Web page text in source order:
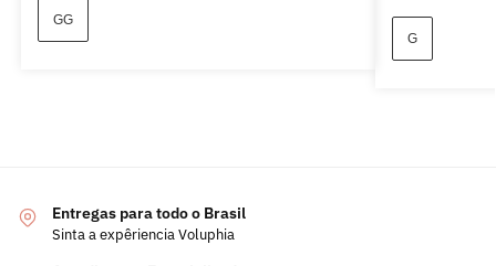
GG
G
Entregas para todo o Brasil
Sinta a expêriencia Voluphia